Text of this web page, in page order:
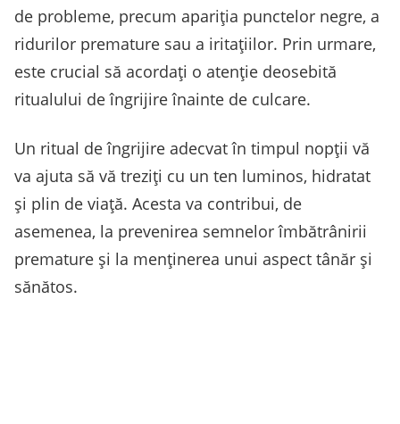
de probleme, precum apariția punctelor negre, a
ridurilor premature sau a iritațiilor. Prin urmare,
este crucial să acordați o atenție deosebită
ritualului de îngrijire înainte de culcare.
Un ritual de îngrijire adecvat în timpul nopții vă
va ajuta să vă treziți cu un ten luminos, hidratat
și plin de viață. Acesta va contribui, de
asemenea, la prevenirea semnelor îmbătrânirii
premature și la menținerea unui aspect tânăr și
sănătos.